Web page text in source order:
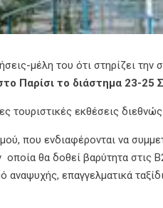
μέλη του ότι στηρίζει την
Παρίσι το διάστημα 23-25
τουριστικές εκθέσεις διεθνώς.
που ενδιαφέρονται να
θα δοθεί βαρύτητα στις
επαγγελματικά